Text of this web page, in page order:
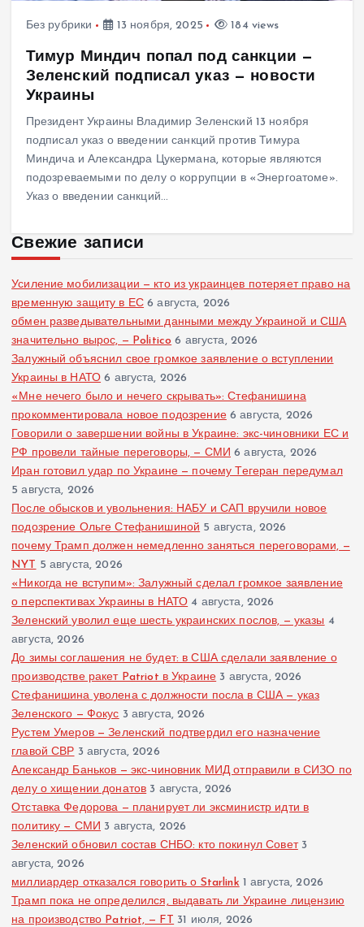
Без рубрики 13 ноября, 2025 184 views
Тимур Миндич попал под санкции —
Зеленский подписал указ — новости
Украины
Президент Украины Владимир Зеленский 13 ноября
подписал указ о введении санкций против Тимура
Миндича и Александра Цукермана, которые являются
подозреваемыми по делу о коррупции в «Энергоатоме».
Указ о введении санкций…
Свежие записи
Усиление мобилизации — кто из украинцев потеряет право на
временную защиту в ЕС 6 августа, 2026
обмен разведывательными данными между Украиной и США
значительно вырос, — Politico 6 августа, 2026
Залужный объяснил свое громкое заявление о вступлении
Украины в НАТО 6 августа, 2026
«Мне нечего было и нечего скрывать»: Стефанишина
прокомментировала новое подозрение 6 августа, 2026
Говорили о завершении войны в Украине: экс-чиновники ЕС и
РФ провели тайные переговоры, — СМИ 6 августа, 2026
Иран готовил удар по Украине — почему Тегеран передумал
5 августа, 2026
После обысков и увольнения: НАБУ и САП вручили новое
подозрение Ольге Стефанишиной 5 августа, 2026
почему Трамп должен немедленно заняться переговорами, —
NYT 5 августа, 2026
«Никогда не вступим»: Залужный сделал громкое заявление
о перспективах Украины в НАТО 4 августа, 2026
Зеленский уволил еще шесть украинских послов, — указы 4
августа, 2026
До зимы соглашения не будет: в США сделали заявление о
производстве ракет Patriot в Украине 3 августа, 2026
Стефанишина уволена с должности посла в США — указ
Зеленского — Фокус 3 августа, 2026
Рустем Умеров — Зеленский подтвердил его назначение
главой СВР 3 августа, 2026
Александр Баньков — экс-чиновник МИД отправили в СИЗО по
делу о хищении донатов 3 августа, 2026
Отставка Федорова — планирует ли эксминистр идти в
политику — СМИ 3 августа, 2026
Зеленский обновил состав СНБО: кто покинул Совет 3
августа, 2026
миллиардер отказался говорить о Starlink 1 августа, 2026
Трамп пока не определился, выдавать ли Украине лицензию
на производство Patriot, — FT 31 июля, 2026